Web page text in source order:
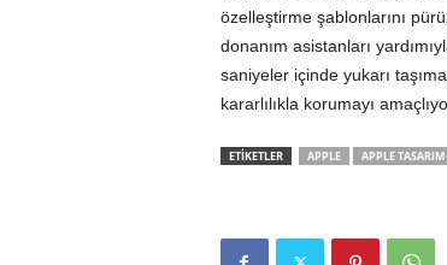
özelleştirme şablonlarını
donanım asistanları
saniyeler içinde yukarı
kararlılıkla korumayı
ETİKETLER APPLE APPLE